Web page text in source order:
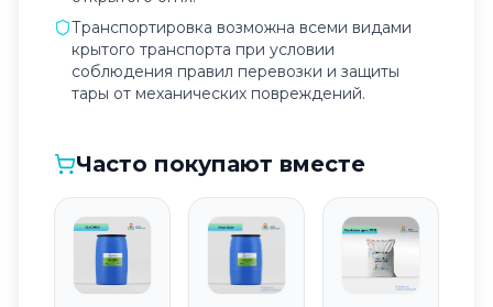
Транспортировка возможна всеми видами
крытого транспорта при условии
соблюдения правил перевозки и защиты
тары от механических повреждений.
Часто покупают вместе